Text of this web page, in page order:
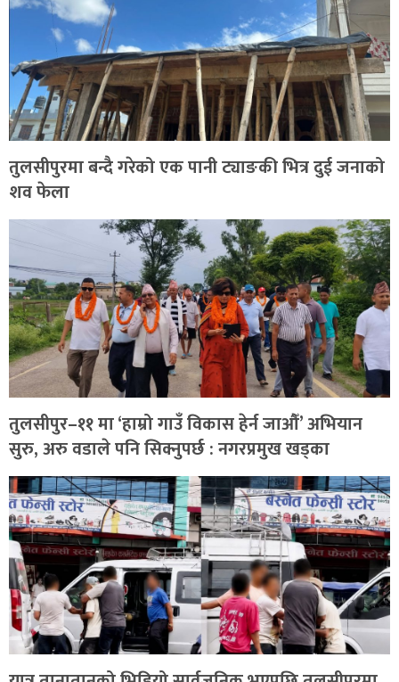
तुलसीपुरमा बन्दै गरेको एक पानी ट्याङकी भित्र दुई जनाको
शव फेला
तुलसीपुर–११ मा ‘हाम्रो गाउँ विकास हेर्न जाऔँ’ अभियान
सुरु, अरु वडाले पनि सिक्नुपर्छ : नगरप्रमुख खड्का